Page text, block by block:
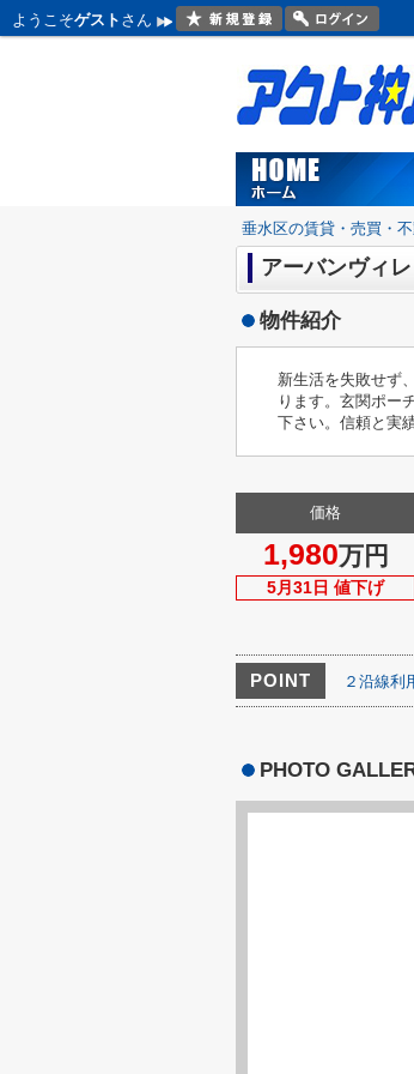
ようこそゲスト さん
垂水区の賃貸・売買・
アーバンヴィ
物件紹介
新生活を失敗せず
ります。玄関ポー
下さい。信頼と実
価格
1,980万円
5月31日 値下げ
POINT ２沿線利
PHOTO